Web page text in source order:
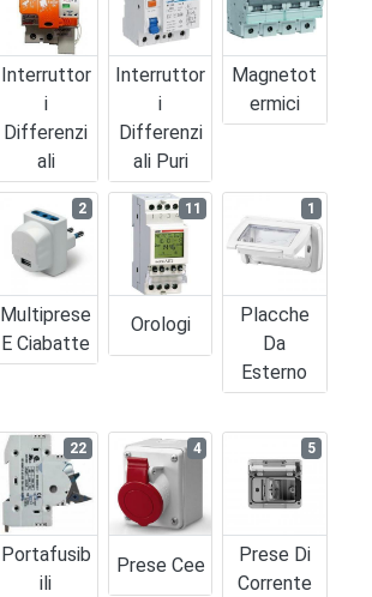
Interruttor
I
Differenzi
Ali
Interruttor
I
Differenzi
Ali Puri
Magnetot
Ermici
Multiprese
E Ciabatte
2
Orologi
11
Placche
Da
Esterno
1
Portafusib
Ili
22
Prese Cee
4
Prese Di
Corrente
5